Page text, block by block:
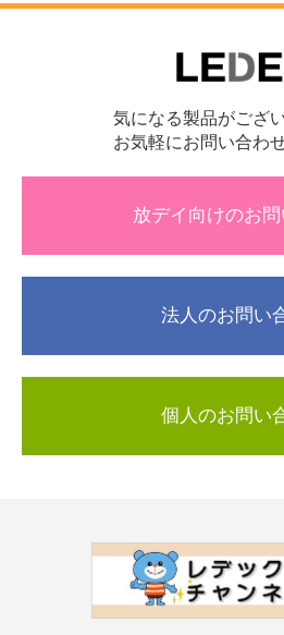
気になる製品がござ
お気軽にお問い合わ
放デイ向けのお
法人のお問い
個人のお問い